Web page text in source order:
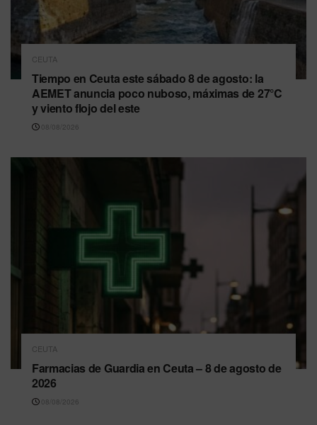
CEUTA
Tiempo en Ceuta este sábado 8 de agosto: la
AEMET anuncia poco nuboso, máximas de 27°C
y viento flojo del este
08/08/2026
CEUTA
Farmacias de Guardia en Ceuta – 8 de agosto de
2026
08/08/2026